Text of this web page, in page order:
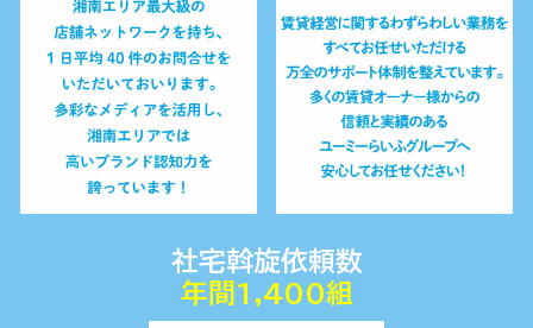
社宅斡旋依頼数
年間1,400組